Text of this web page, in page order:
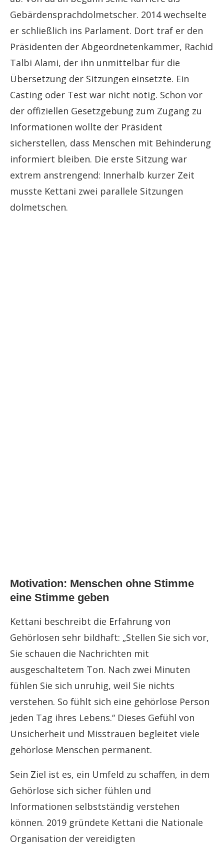
Gebärdensprachdolmetscher. 2014 wechselte
er schließlich ins Parlament. Dort traf er den
Präsidenten der Abgeordnetenkammer, Rachid
Talbi Alami, der ihn unmittelbar für die
Übersetzung der Sitzungen einsetzte. Ein
Casting oder Test war nicht nötig. Schon vor
der offiziellen Gesetzgebung zum Zugang zu
Informationen wollte der Präsident
sicherstellen, dass Menschen mit Behinderung
informiert bleiben. Die erste Sitzung war
extrem anstrengend: Innerhalb kurzer Zeit
musste Kettani zwei parallele Sitzungen
dolmetschen.
Motivation: Menschen ohne Stimme
eine Stimme geben
Kettani beschreibt die Erfahrung von
Gehörlosen sehr bildhaft: „Stellen Sie sich vor,
Sie schauen die Nachrichten mit
ausgeschaltetem Ton. Nach zwei Minuten
fühlen Sie sich unruhig, weil Sie nichts
verstehen. So fühlt sich eine gehörlose Person
jeden Tag ihres Lebens.“ Dieses Gefühl von
Unsicherheit und Misstrauen begleitet viele
gehörlose Menschen permanent.
Sein Ziel ist es, ein Umfeld zu schaffen, in dem
Gehörlose sich sicher fühlen und
Informationen selbstständig verstehen
können. 2019 gründete Kettani die Nationale
Organisation der vereidigten